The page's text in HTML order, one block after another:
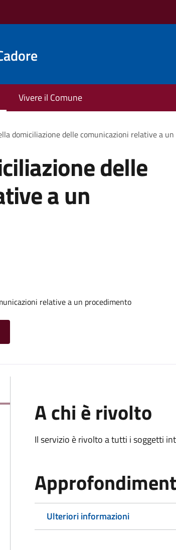
Vivere il Comune
domiciliazione delle comunicazioni relative a
delle
a un
relative a un procedimento
A chi è rivolto
Il servizio è rivolto a tutti i soggetti
Ulteriori informazioni